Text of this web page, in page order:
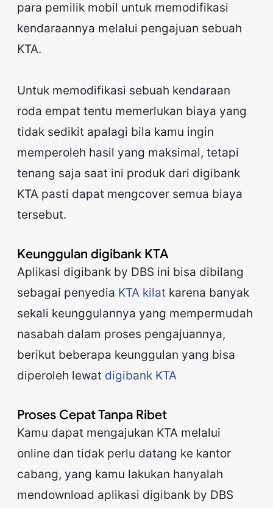
para pemilik mobil untuk memodifikasi
kendaraannya melalui pengajuan sebuah
KTA.
Untuk memodifikasi sebuah kendaraan
roda empat tentu memerlukan biaya yang
tidak sedikit apalagi bila kamu ingin
memperoleh hasil yang maksimal, tetapi
tenang saja saat ini produk dari digibank
KTA pasti dapat mengcover semua biaya
tersebut.
Keunggulan digibank KTA
Aplikasi digibank by DBS ini bisa dibilang
sebagai penyedia KTA kilat karena banyak
sekali keunggulannya yang mempermudah
nasabah dalam proses pengajuannya,
berikut beberapa keunggulan yang bisa
diperoleh lewat digibank KTA
Proses Cepat Tanpa Ribet
Kamu dapat mengajukan KTA melalui
online dan tidak perlu datang ke kantor
cabang, yang kamu lakukan hanyalah
mendownload aplikasi digibank by DBS